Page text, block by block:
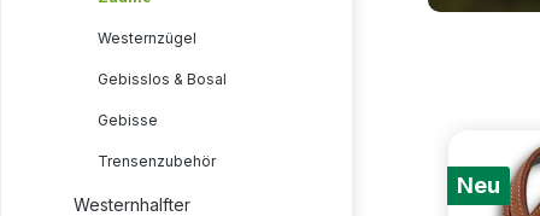
Westernzügel
Gebisslos & Bosal
Gebisse
Trensenzubehör
Westernhalfter
Neu